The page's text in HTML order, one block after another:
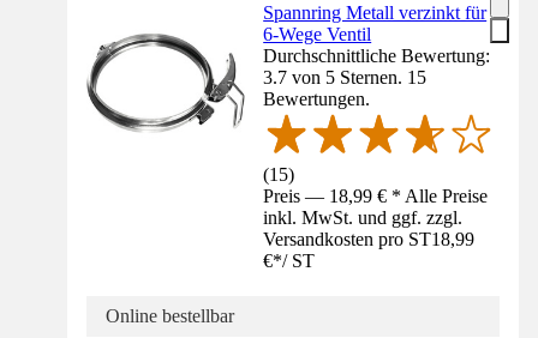
Spannring Metall verzinkt für
6-Wege Ventil
Durchschnittliche Bewertung:
3.7 von 5 Sternen. 15
Bewertungen.
(15)
Preis — 18,99 € * Alle Preise
inkl. MwSt. und ggf. zzgl.
Versandkosten pro ST18,99
€*/ ST
Online bestellbar